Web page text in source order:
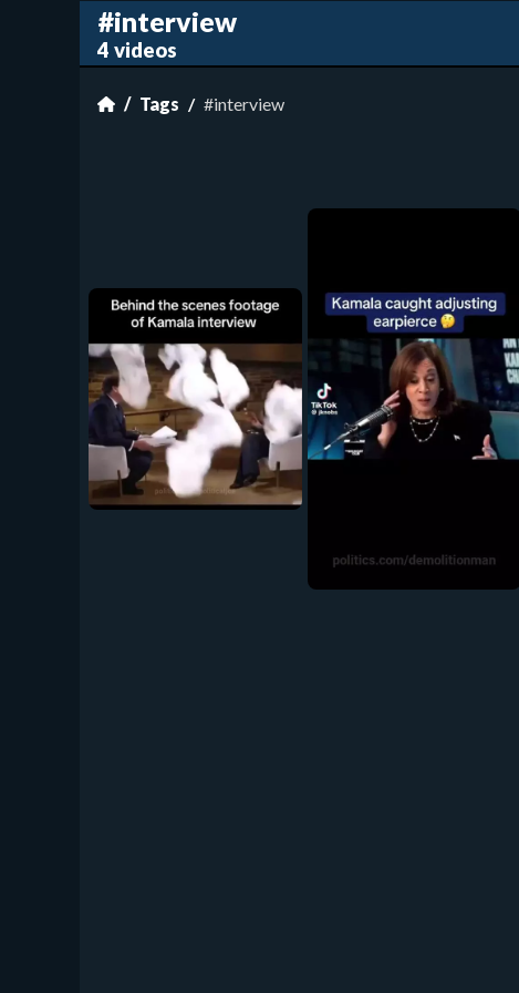
#interview
4 videos
Tags #interview